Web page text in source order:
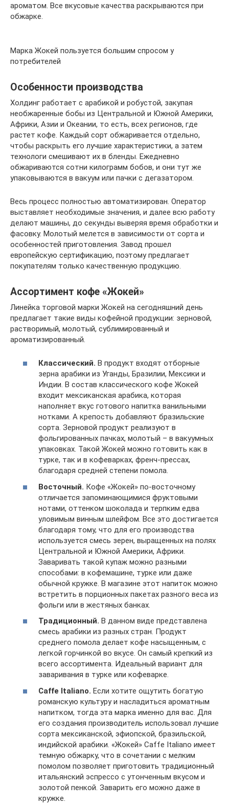
ароматом. Все вкусовые качества раскрываются при
обжарке.
Марка Жокей пользуется большим спросом у
потребителей
Особенности производства
Холдинг работает с арабикой и робустой, закупая
необжаренные бобы из Центральной и Южной Америки,
Африки, Азии и Океании, то есть, всех регионов, где
растет кофе. Каждый сорт обжаривается отдельно,
чтобы раскрыть его лучшие характеристики, а затем
технологи смешивают их в бленды. Ежедневно
обжариваются сотни килограмм бобов, и они тут же
упаковываются в вакуум или пачки с дегазатором.
Весь процесс полностью автоматизирован. Оператор
выставляет необходимые значения, и далее всю работу
делают машины, до секунды выверяя время обработки и
фасовку. Молотый мелется в зависимости от сорта и
особенностей приготовления. Завод прошел
европейскую сертификацию, поэтому предлагает
покупателям только качественную продукцию.
Ассортимент кофе «Жокей»
Линейка торговой марки Жокей на сегодняшний день
предлагает такие виды кофейной продукции: зерновой,
растворимый, молотый, сублимированный и
ароматизированный.
Классический. В продукт входят отборные
зерна арабики из Уганды, Бразилии, Мексики и
Индии. В состав классического кофе Жокей
входит мексиканская арабика, которая
наполняет вкус готового напитка ванильными
нотками. А крепость добавляют бразильские
сорта. Зерновой продукт реализуют в
фольгированных пачках, молотый – в вакуумных
упаковках. Такой Жокей можно готовить как в
турке, так и в кофеварках, френч-прессах,
благодаря средней степени помола.
Восточный. Кофе «Жокей» по-восточному
отличается запоминающимися фруктовыми
нотами, оттенком шоколада и терпким едва
уловимым винным шлейфом. Все это достигается
благодаря тому, что для его производства
используется смесь зерен, выращенных на полях
Центральной и Южной Америки, Африки.
Заваривать такой купаж можно разными
способами: в кофемашине, турке или даже
обычной кружке. В магазине этот напиток можно
встретить в порционных пакетах разного веса из
фольги или в жестяных банках.
Традиционный. В данном виде представлена
смесь арабики из разных стран. Продукт
среднего помола делает кофе насыщенным, с
легкой горчинкой во вкусе. Он самый крепкий из
всего ассортимента. Идеальный вариант для
заваривания в турке или кофеварке.
Caffe Italiano. Если хотите ощутить богатую
романскую культуру и насладиться ароматным
напитком, тогда эта марка именно для вас. Для
его создания производитель использовал лучшие
сорта мексиканской, эфиопской, бразильской,
индийской арабики. «Жокей» Caffe Italiano имеет
темную обжарку, что в сочетании с мелким
помолом позволяет приготовить традиционный
итальянский эспрессо с утонченным вкусом и
золотой пенкой. Заварить его можно даже в
кружке.